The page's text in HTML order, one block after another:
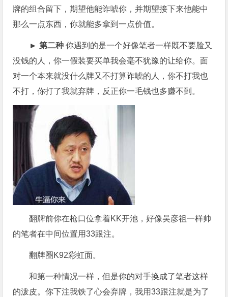
牌的组合留下，期望他能诈唬你，并期望接下来他能中
那么一点东西，你就能多拿到一点价值。
► 第二种你遇到的是一个好像笔者一样既不要脸又
没钱的人，你一假装要买单我会毫不犹豫的让给你。面
对一个本来就没什么牌又不打算诈唬的人，你不打我也
不打，你打了我就弃牌，反正你一毛钱也多赚不到。
翻牌前你在枪口位拿着KK开池，好像吴彦祖一样帅
的笔者在中间位置用33跟注。
翻牌圈K92彩虹面。
和第一种情况一样，但是你的对手换成了笔者这样
的泼皮。你下注我铁了心会弃牌，我用33跟注就是为了